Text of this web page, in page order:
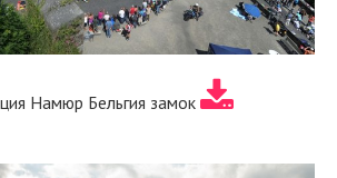
Намюр Бельгия замок